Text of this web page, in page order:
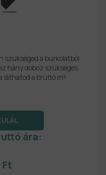
szükséged a burkolatból
hány doboz szükséges
láthatod a bruttó m²
ára:
Ft